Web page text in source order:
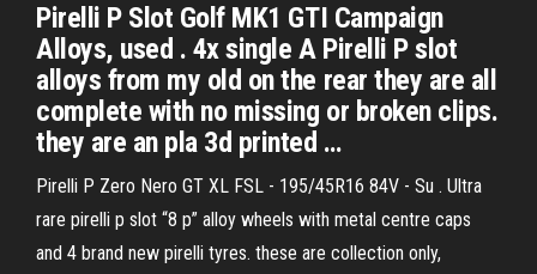
Pirelli P Slot Golf MK1 GTI Campaign
Alloys, used . 4x single A Pirelli P slot
alloys from my old on the rear they are all
complete with no missing or broken clips.
they are an pla 3d printed …
Pirelli P Zero Nero GT XL FSL - 195/45R16 84V - Su . Ultra
rare pirelli p slot “8 p” alloy wheels with metal centre caps
and 4 brand new pirelli tyres. these are collection only,